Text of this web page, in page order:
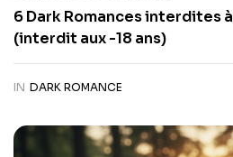
6 Dark Romances interdites
(interdit aux -18 ans)
IN DARK ROMANCE